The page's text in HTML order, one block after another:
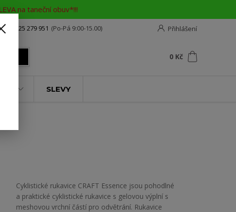
na taneční obuv*!!!
Přihlášení
725 279 951 (Po-Pá 9:00-15.00)
0 Kč
SLEVY
Cyklistické rukavice CRAFT Essence jsou pohodlné
a praktické cyklistické rukavice s gelovou výplní s
meshovou vrchní částí pro odvětrání. Rukavice